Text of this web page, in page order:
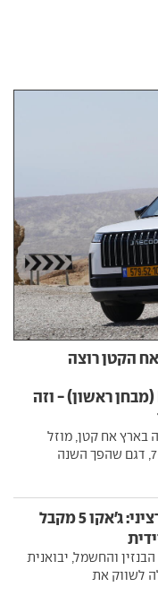
ג'אקו 5 EV (מבחן ראשון) - וזה
בארץ אח קטן, מוזל
עכשיו זה רציני: ג'אקו 5 מקבל
והחשמל, יבואנית
לשווק את